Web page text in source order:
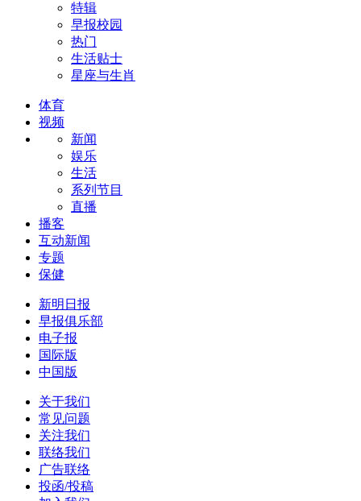
特辑
早报校园
热门
生活贴士
星座与生肖
体育
视频
新闻
娱乐
生活
系列节目
直播
播客
互动新闻
专题
保健
新明日报
早报俱乐部
电子报
国际版
中国版
关于我们
常见问题
关注我们
联络我们
广告联络
投函/投稿